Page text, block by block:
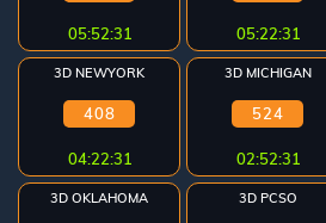
05:52:31 05:22:31
3D NEWYORK
408
04:22:31
3D MICHIGAN
524
02:52:31
3D OKLAHOMA 3D PCSO